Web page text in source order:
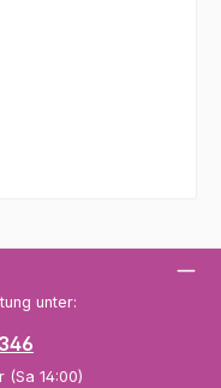
unter:
(Sa 14:00)